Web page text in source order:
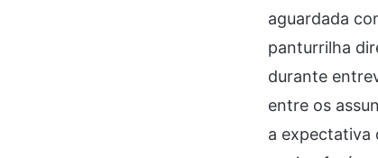
aguardada
panturrilha
durante
entre os
a expectativa